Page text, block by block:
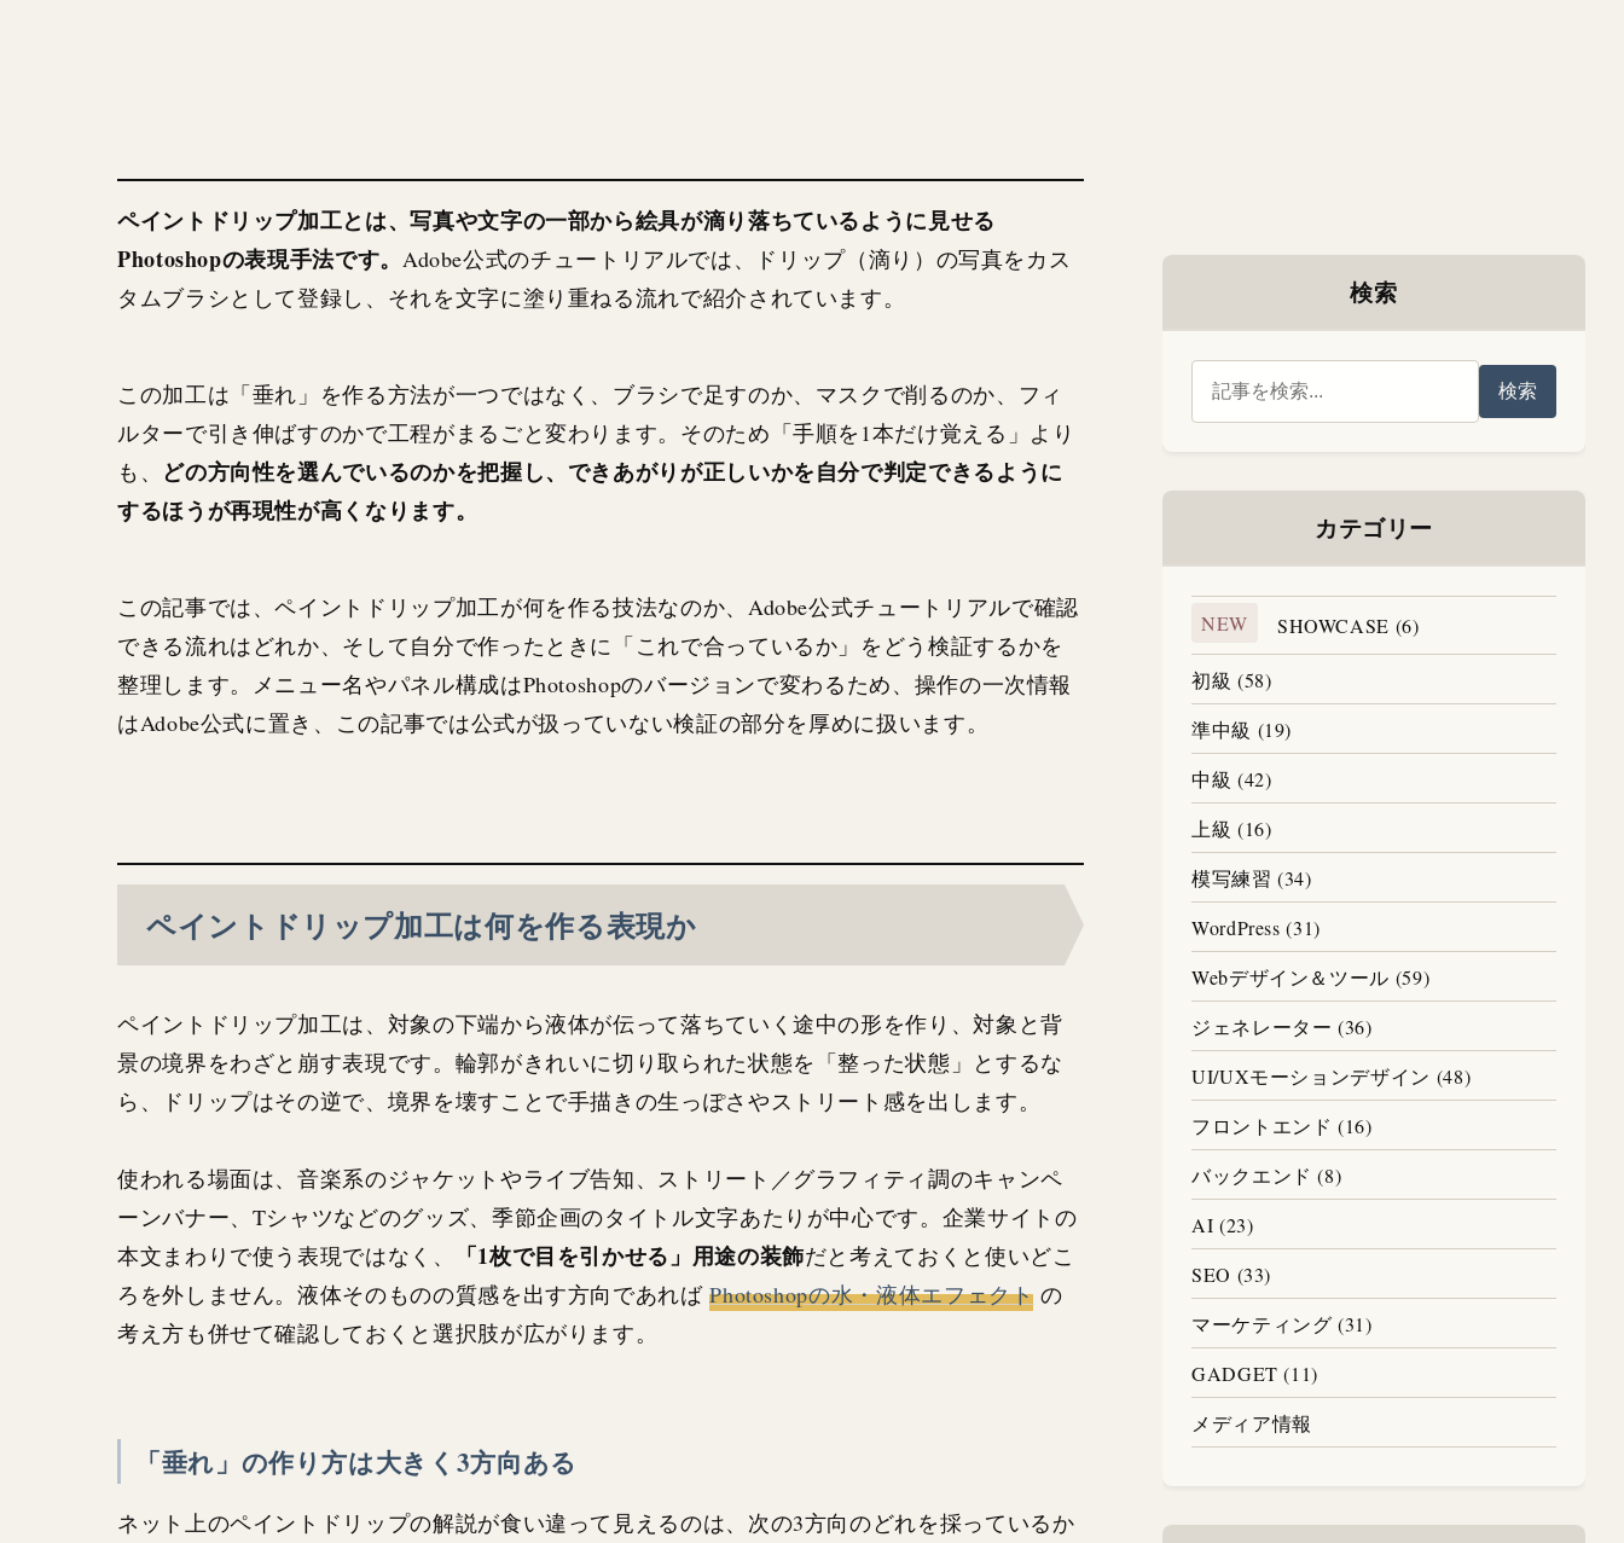
ペイントドリップ加工とは、写真や文字の一部から絵具が滴り落ちているように見せる
Photoshopの表現手法です。 Adobe公式のチュートリアルでは、ドリップ（滴り）の写真をカス
タムブラシとして登録し、それを文字に塗り重ねる流れで紹介されています。
この加工は「垂れ」を作る方法が一つではなく、ブラシで足すのか、マスクで削るのか、フィ
ルターで引き伸ばすのかで工程がまるごと変わります。そのため「手順を1本だけ覚える」より
も、 どの方向性を選んでいるのかを把握し、できあがりが正しいかを自分で判定できるように
するほうが再現性が高くなります。
この記事では、ペイントドリップ加工が何を作る技法なのか、Adobe公式チュートリアルで確認
できる流れはどれか、そして自分で作ったときに「これで合っているか」をどう検証するかを
整理します。メニュー名やパネル構成はPhotoshopのバージョンで変わるため、操作の一次情報
はAdobe公式に置き、この記事では公式が扱っていない検証の部分を厚めに扱います。
ペイントドリップ加工は何を作る表現か
ペイントドリップ加工は、対象の下端から液体が伝って落ちていく途中の形を作り、対象と背
景の境界をわざと崩す表現です。輪郭がきれいに切り取られた状態を「整った状態」とするな
ら、ドリップはその逆で、境界を壊すことで手描きの生っぽさやストリート感を出します。
使われる場面は、音楽系のジャケットやライブ告知、ストリート／グラフィティ調のキャンペ
ーンバナー、Tシャツなどのグッズ、季節企画のタイトル文字あたりが中心です。企業サイトの
本文まわりで使う表現ではなく、
「1枚で目を引かせる」用途の装飾だと考えておくと使いどこ
ろを外しません。液体そのものの質感を出す方向であればPhotoshopの水・液体エフェクト の
考え方も併せて確認しておくと選択肢が広がります。
「垂れ」の作り方は大きく3方向ある
ネット上のペイントドリップの解説が食い違って見えるのは、次の3方向のどれを採っているか
検索
検索
カテゴリー
NEW SHOWCASE (6)
初級 (58)
準中級 (19)
中級 (42)
上級 (16)
模写練習 (34)
WordPress (31)
Webデザイン＆ツール (59)
ジェネレーター (36)
UI/UXモーションデザイン (48)
フロントエンド (16)
バックエンド (8)
AI (23)
SEO (33)
マーケティング (31)
GADGET (11)
メディア情報